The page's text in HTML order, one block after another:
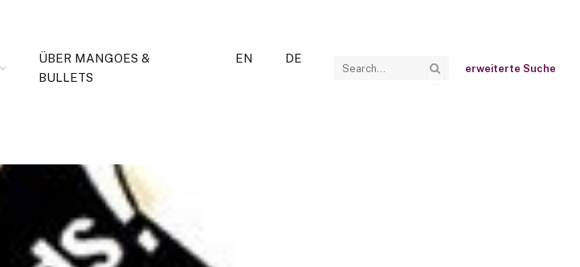
ÜBER MANGOES &
BULLETS
EN DE
erweiterte Suche